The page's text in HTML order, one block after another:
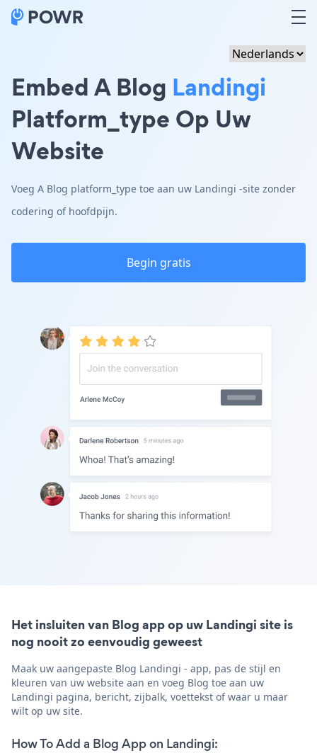
Embed A Blog Landingi
Platform_type Op Uw
Website
Voeg A Blog platform_type toe aan uw Landingi -site zonder
codering of hoofdpijn.
Begin gratis
Het insluiten van Blog app op uw Landingi site is
nog nooit zo eenvoudig geweest
Maak uw aangepaste Blog Landingi - app, pas de stijl en
kleuren van uw website aan en voeg Blog toe aan uw
Landingi pagina, bericht, zijbalk, voettekst of waar u maar
wilt op uw site.
How To Add a Blog App on Landingi: